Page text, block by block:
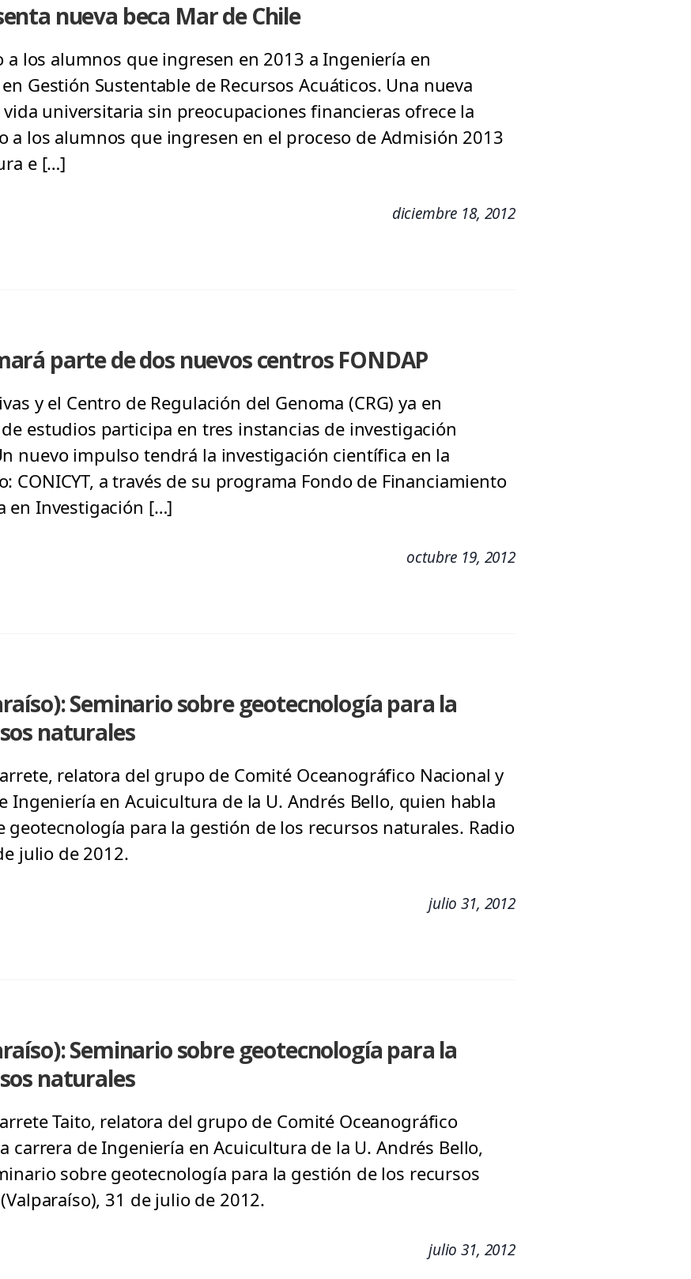
nueva beca Mar de Chile
los alumnos que ingresen en 2013 a Ingeniería en
Gestión Sustentable de Recursos Acuáticos. Una nueva
universitaria sin preocupaciones financieras ofrece la
a los alumnos que ingresen en el proceso de Admisión 2013
e […]
diciembre 18, 2012
parte de dos nuevos centros FONDAP
y el Centro de Regulación del Genoma (CRG) ya en
estudios participa en tres instancias de investigación
nuevo impulso tendrá la investigación científica en la
CONICYT, a través de su programa Fondo de Financiamiento
en Investigación […]
octubre 19, 2012
Seminario sobre geotecnología para la
naturales
relatora del grupo de Comité Oceanográfico Nacional y
Ingeniería en Acuicultura de la U. Andrés Bello, quien habla
geotecnología para la gestión de los recursos naturales. Radio
julio de 2012.
julio 31, 2012
Seminario sobre geotecnología para la
naturales
Taito, relatora del grupo de Comité Oceanográfico
carrera de Ingeniería en Acuicultura de la U. Andrés Bello,
sobre geotecnología para la gestión de los recursos
31 de julio de 2012.
julio 31, 2012